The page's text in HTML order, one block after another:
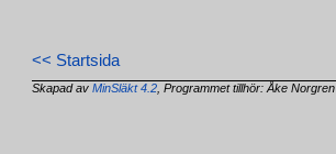
<< Startsida
Skapad avMinSläkt 4.2 , Programmet tillhör: Åke Norgren